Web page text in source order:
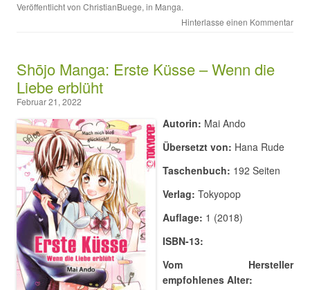
Veröffentlicht von ChristianBuege, in Manga.
Hinterlasse einen Kommentar
Shōjo Manga: Erste Küsse – Wenn die
Liebe erblüht
Februar 21, 2022
Autorin: Mai Ando
Übersetzt von: Hana Rude
Taschenbuch: 192 Seiten
Verlag: Tokyopop
Auflage: 1 (2018)
ISBN-13:
Vom Hersteller
empfohlenes Alter: